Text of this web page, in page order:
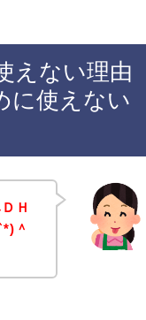
えない理由
に使えない
Ｈ
＾